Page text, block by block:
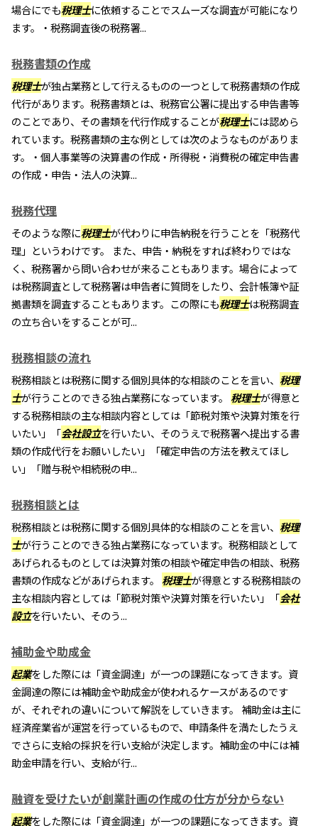
場合にでも税理士に依頼することでスムーズな調査が可能になり
ます。・税務調査後の税務署...
税務書類の作成
税理士が独占業務として行えるものの一つとして税務書類の作成
代行があります。税務書類とは、税務官公署に提出する申告書等
のことであり、その書類を代行作成することが税理士には認めら
れています。税務書類の主な例としては次のようなものがありま
す。・個人事業等の決算書の作成・所得税・消費税の確定申告書
の作成・申告・法人の決算...
税務代理
そのような際に税理士が代わりに申告納税を行うことを「税務代
理」というわけです。 また、申告・納税をすれば終わりではな
く、税務署から問い合わせが来ることもあります。場合によって
は税務調査として税務署は申告者に質問をしたり、会計帳簿や証
拠書類を調査することもあります。この際にも税理士は税務調査
の立ち合いをすることが可...
税務相談の流れ
税務相談とは税務に関する個別具体的な相談のことを言い、 税理
士が行うことのできる独占業務になっています。 税理士が得意と
する税務相談の主な相談内容としては「節税対策や決算対策を行
いたい」「会社設立を行いたい、そのうえで税務署へ提出する書
類の作成代行をお願いしたい」「確定申告の方法を教えてほし
い」「贈与税や相続税の申...
税務相談とは
税務相談とは税務に関する個別具体的な相談のことを言い、 税理
士が行うことのできる独占業務になっています。税務相談として
あげられるものとしては決算対策の相談や確定申告の相談、税務
書類の作成などがあげられます。 税理士が得意とする税務相談の
主な相談内容としては「節税対策や決算対策を行いたい」「会社
設立を行いたい、そのう...
補助金や助成金
起業をした際には「資金調達」が一つの課題になってきます。資
金調達の際には補助金や助成金が使われるケースがあるのです
が、それぞれの違いについて解説をしていきます。 補助金は主に
経済産業省が運営を行っているもので、申請条件を満たしたうえ
でさらに支給の採択を行い支給が決定します。補助金の中には補
助金申請を行い、支給が行...
融資を受けたいが創業計画の作成の仕方が分からない
起業をした際には「資金調達」が一つの課題になってきます。資